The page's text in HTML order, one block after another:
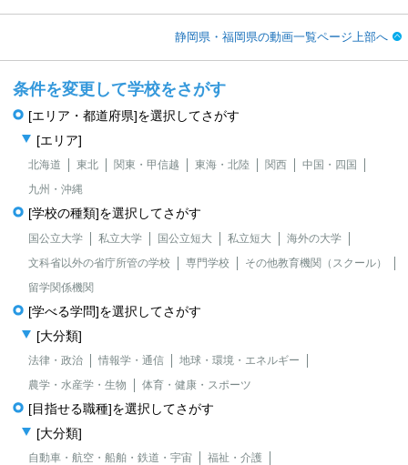
静岡県・福岡県の動画一覧ページ上部へ
条件を変更して学校をさがす
[エリア・都道府県]を選択してさがす
[エリア]
北海道 東北 関東・甲信越 東海・北陸 関西
中国・四国
九州・沖縄
[学校の種類]を選択してさがす
国公立大学 私立大学 国公立短大 私立短大
海外の大学
文科省以外の省庁所管の学校
専門学校
その他教育機関（スクール）
留学関係機関
[学べる学問]を選択してさがす
[大分類]
法律・政治 情報学・通信
地球・環境・エネルギー
農学・水産学・生物
体育・健康・スポーツ
[目指せる職種]を選択してさがす
[大分類]
自動車・航空・船舶・鉄道・宇宙
福祉・介護